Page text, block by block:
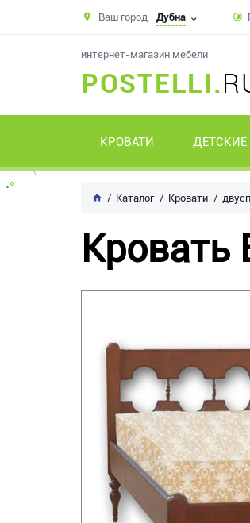
Ваш город Дубна
интернет-магазин мебели
POSTELLI.
КРОВАТИ ДЕТСКИЕ
Каталог Кровати
Кровать